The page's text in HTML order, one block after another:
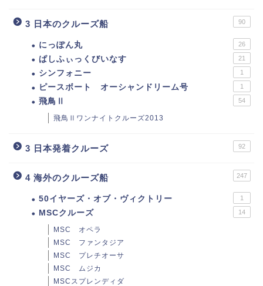
3 日本のクルーズ船 90
にっぽん丸 26
ぱしふぃっくびいなす 21
シンフォニー 1
ピースボート オーシャンドリーム号 1
飛鳥Ⅱ 54
飛鳥Ⅱワンナイトクルーズ2013
3 日本発着クルーズ 92
4 海外のクルーズ船 247
50イヤーズ・オブ・ヴィクトリー 1
MSCクルーズ 14
MSC オペラ
MSC ファンタジア
MSC プレチオーサ
MSC ムジカ
MSCスプレンディダ